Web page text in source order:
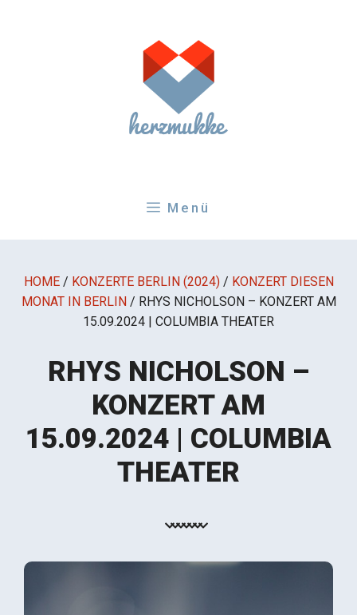
Menü
HOME / KONZERTE BERLIN (2024) / KONZERT DIESEN
MONAT IN BERLIN / RHYS NICHOLSON – KONZERT AM
15.09.2024 | COLUMBIA THEATER
RHYS NICHOLSON –
KONZERT AM
15.09.2024 | COLUMBIA
THEATER